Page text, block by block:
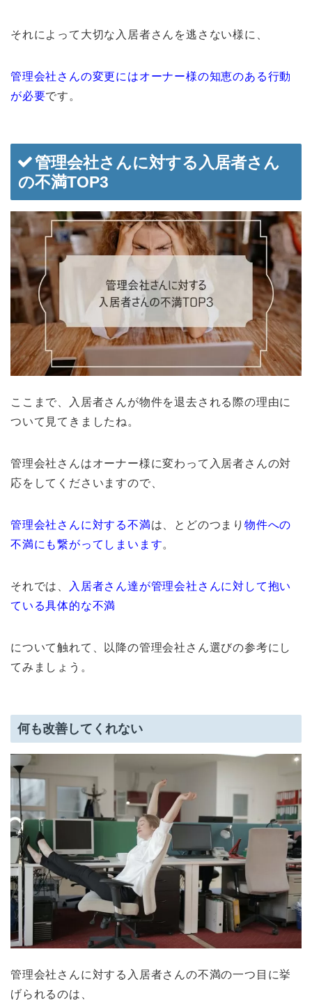
それによって大切な入居者さんを逃さない様に、
管理会社さんの変更にはオーナー様の知恵のある行動
が必要です。
管理会社さんに対する入居者さん
の不満TOP3
ここまで、入居者さんが物件を退去される際の理由に
ついて見てきましたね。
管理会社さんはオーナー様に変わって入居者さんの対
応をしてくださいますので、
管理会社さんに対する不満は、とどのつまり物件への
不満にも繋がってしまいます。
それでは、
入居者さん達が管理会社さんに対して抱い
ている具体的な不満
について触れて、以降の管理会社さん選びの参考にし
てみましょう。
何も改善してくれない
管理会社さんに対する入居者さんの不満の一つ目に挙
げられるのは、